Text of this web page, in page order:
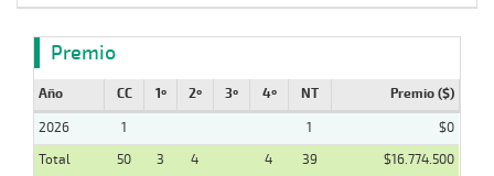
Premio
Año CC 1º 2º 3º 4º NT Premio ($)
2026 1 1
$0
Total
50 3 4 4 39
$16.774.500